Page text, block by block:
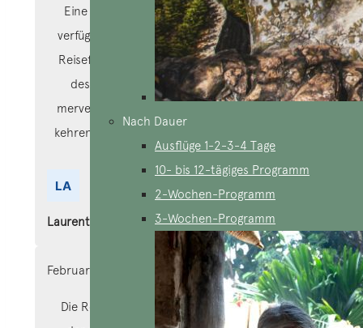
Nach Dauer
Ausflüge 1-2-3-4 Tage
10- bis 12-tägiges Programm
2-Wochen-Programm
3-Wochen-Programm
Eine Organisation auf den Millimeter genau,
verfügbare Reiseleiter und Chauffeure, Gäste,
Reiseführer und Mieter. Que dire du pays and
des personnes rencontrées, simplement
merveilleux. Diese Reise ist parfaitiert und wir
kehren zurück, denn wir sind noch länger hier!
Merci à toutes et tous.
Laurent
February 25, 2024
Die Reise war beeindruckend. Wir waren von